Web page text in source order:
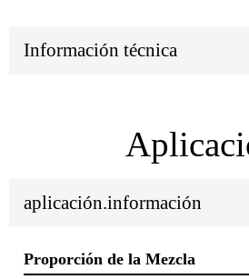
Información técnica
aplicación.información
Proporción de la Mezcla